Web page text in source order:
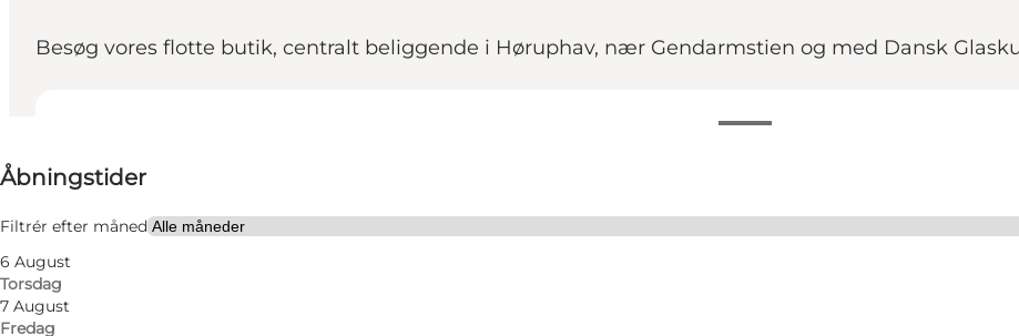
Besøg vores flotte butik, centralt beliggende i Høruphav, nær Gendarmstien og med Dansk
Åbningstider
Filtrér efter måned
6 August
Torsdag
7 August
Fredag
Besøg hjemmeside
Børn, Venner, Min partner, Mig selv